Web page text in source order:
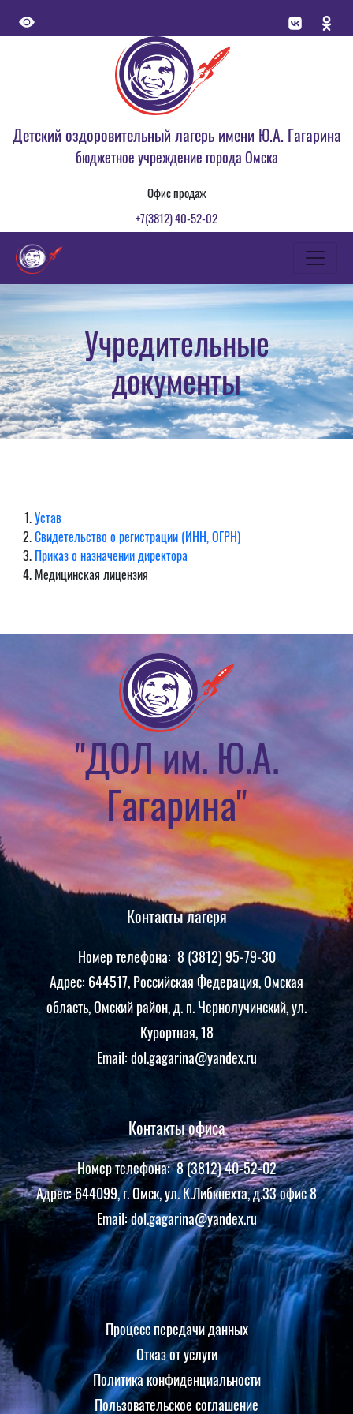
Детский оздоровительный лагерь имени Ю.А. Гагарина
бюджетное учреждение города Омска
Офис продаж
+7(3812) 40-52-02
Учредительные
документы
Устав
Свидетельство о регистрации (ИНН, ОГРН)
Приказ о назначении директора
Медицинская лицензия
"ДОЛ им. Ю.А.
Гагарина"
Контакты лагеря
Номер телефона: 8 (3812) 95-79-30
Адрес: 644517, Российская Федерация, Омская
область, Омский район, д. п. Чернолучинский, ул.
Курортная, 18
Email: dol.gagarina@yandex.ru
Контакты офиса
Номер телефона: 8 (3812) 40-52-02
Адрес: 644099, г. Омск, ул. К.Либкнехта, д.33 офис 8
Email: dol.gagarina@yandex.ru
Процесс передачи данных
Отказ от услуги
Политика конфиденциальности
Пользовательское соглашение